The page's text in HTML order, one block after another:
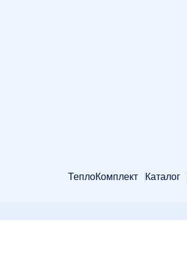
ТеплоКомплект Каталог